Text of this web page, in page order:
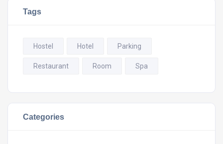
Tags
Hostel Hotel Parking
Restaurant Room Spa
Categories